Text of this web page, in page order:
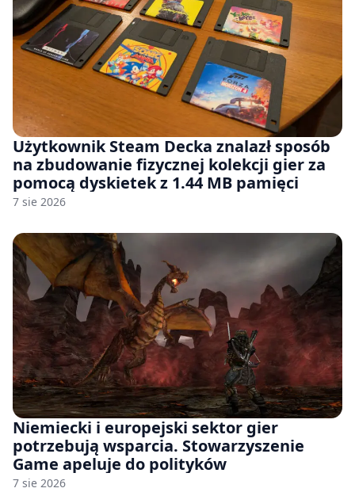
Użytkownik Steam Decka znalazł sposób
na zbudowanie fizycznej kolekcji gier za
pomocą dyskietek z 1.44 MB pamięci
7 sie 2026
Niemiecki i europejski sektor gier
potrzebują wsparcia. Stowarzyszenie
Game apeluje do polityków
7 sie 2026